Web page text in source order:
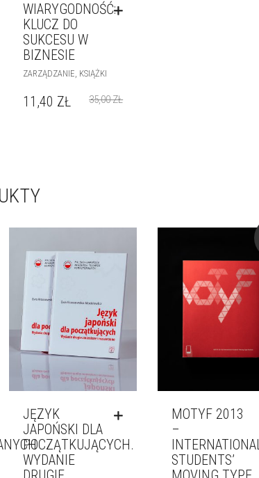
WIARYGODNOŚĆ:
KLUCZ DO
SUKCESU W
BIZNESIE
ZARZĄDZANIE, KSIĄŻKI
35,00ZŁ
11,40 ZŁ
JĘZYK
JAPOŃSKI DLA
POCZĄTKUJĄCYCH.
WYDANIE
MOTYF 2013
–
STUDENTS’